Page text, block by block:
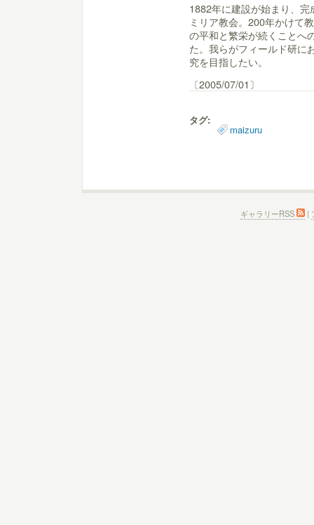
1882年に建設が始まり、
ミリア教会。200年かけて
の平和と繁栄が続くことへ
た。我らがフィールド研に
究を目指したい。
〔2005/07/01〕
タグ:
maizuru
ギャラリーRSS |